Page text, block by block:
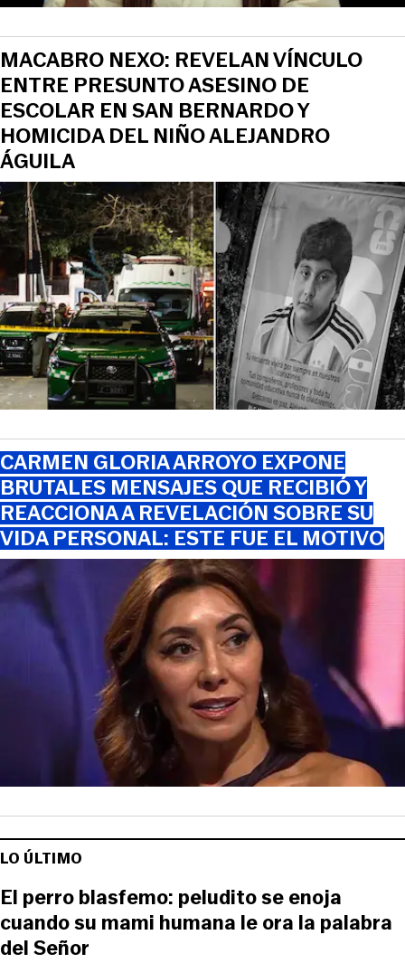
MACABRO NEXO: REVELAN VÍNCULO
ENTRE PRESUNTO ASESINO DE
ESCOLAR EN SAN BERNARDO Y
HOMICIDA DEL NIÑO ALEJANDRO
ÁGUILA
CARMEN GLORIA ARROYO EXPONE
BRUTALES MENSAJES QUE RECIBIÓ Y
REACCIONA A REVELACIÓN SOBRE SU
VIDA PERSONAL: ESTE FUE EL MOTIVO
LO ÚLTIMO
El perro blasfemo: peludito se enoja
cuando su mami humana le ora la palabra
del Señor